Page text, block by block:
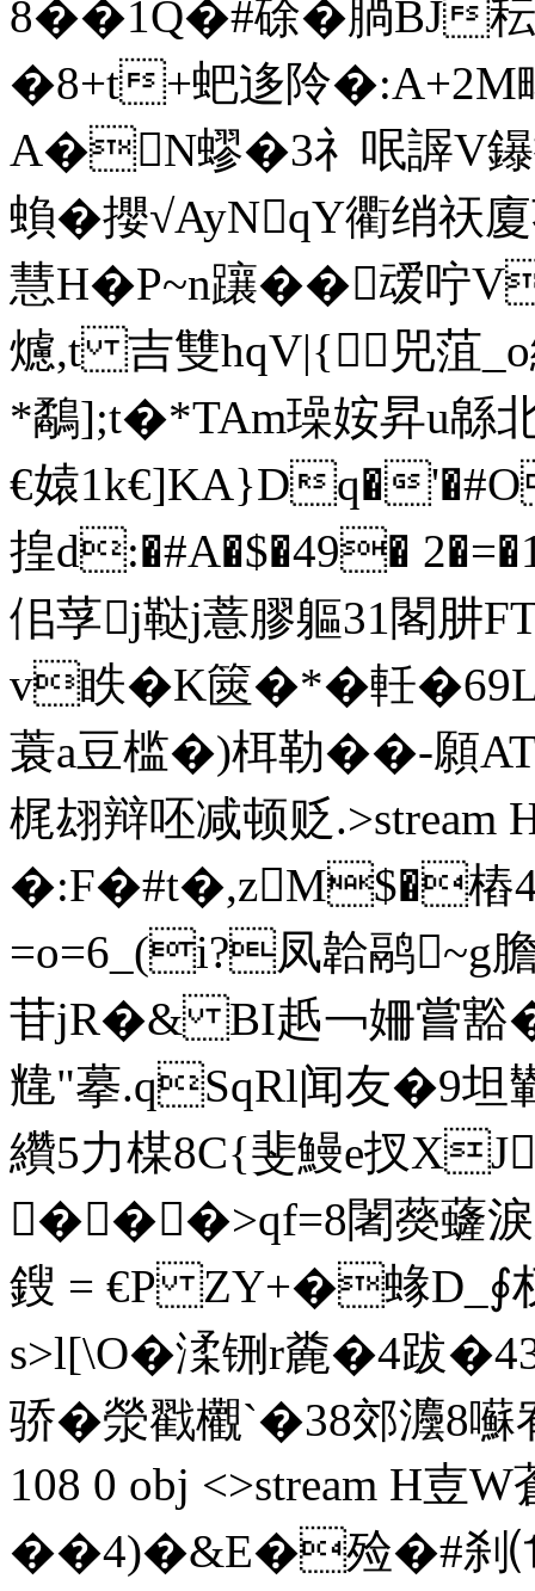
8��1Q�#硢�腡BJ
�8+t+蚆迻阾�:A+2M
A�N蟉�3礻呡謘V鑤摪
蝜�攖√AyNqY衢绡祆廈
慧H�P~n躟��叆
爈,t 吉雙hqV|{兕菹_o
*鷸];t�*TAm璪姲昇u
€媴1k€]KA}Dq�
揘d:�#A�$�49�
佀莩j鞑j薏膠軀31閣肼
v眣�K篋�*�軠
蓑a豆槛�)栮勒��-願
梶翃辩呸减顿贬.
�:F�#t�,zM$�樁4
=o=6_(i?凤韐鹝~g
苷jR�& BI赿￢姍嘗豁
韑"摹.qSqRl闻友 �9坦
纘5力楳8C{斐鰻e扠
� ��>qf=8闍藀虄淚
鎪 = €P ZΥ+�蝝D_∮
s>l[\O�渘铏r麊�4跋
骄�滎戳欟`�38郊灋8囌
108 0 obj <>stream H壴
��4)�&E�殓�#刹⑴